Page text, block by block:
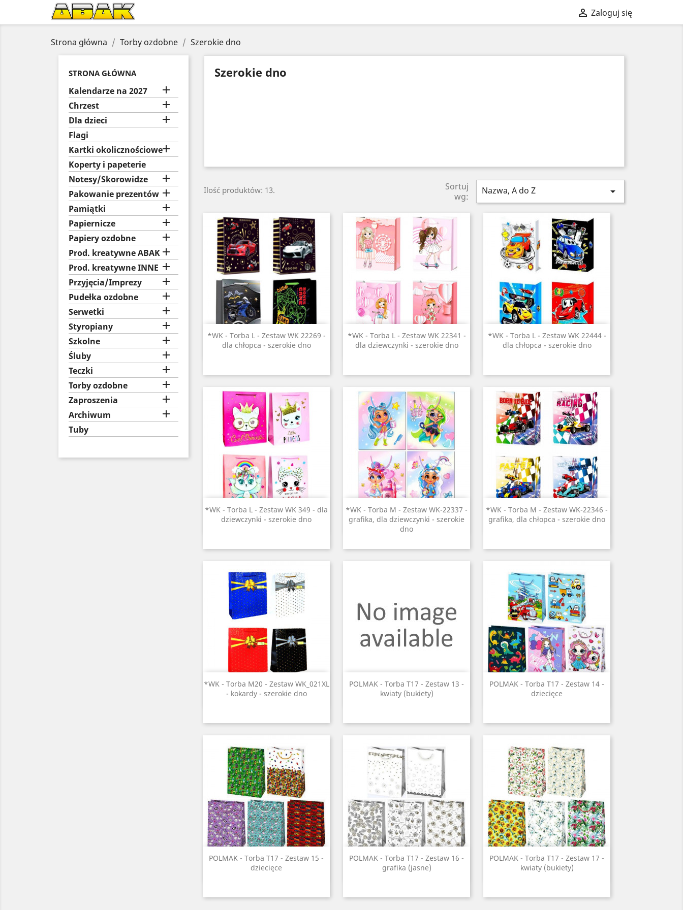
 Zaloguj się
Strona główna Torby ozdobne Szerokie dno
STRONA GŁÓWNA
Kalendarze na 2027 
Chrzest 
Dla dzieci 
Flagi
Kartki okolicznościowe
Koperty i papeterie
Notesy/Skorowidze

Pakowanie prezentów 
Pamiątki 
Papiernicze 
Papiery ozdobne 
Prod. kreatywne ABAK
Prod. kreatywne INNE 
Przyjęcia/Imprezy 
Pudełka ozdobne 
Serwetki 
Styropiany 
Szkolne 
Śluby 
Teczki 
Torby ozdobne 
Zaproszenia 
Archiwum 
Tuby
Szerokie dno
Ilość produktów: 13.
Sortuj
wg:
Nazwa, A do Z 
*WK - Torba L - Zestaw WK 22269 -
dla chłopca - szerokie dno
Szybki podgląd
*WK - Torba L - Zestaw WK 22341 -
dla dziewczynki - szerokie dno
Szybki podgląd
*WK - Torba L - Zestaw WK 22444 -
dla chłopca - szerokie dno
Szybki podgląd
*WK - Torba L - Zestaw WK 349 - dla
dziewczynki - szerokie dno
Szybki podgląd
*WK - Torba M - Zestaw WK-22337 -
grafika, dla dziewczynki - szerokie
dno
Szybki podgląd
*WK - Torba M - Zestaw WK-22346 -
grafika, dla chłopca - szerokie dno
Szybki podgląd
*WK - Torba M20 - Zestaw WK_021XL
- kokardy - szerokie dno
Szybki podgląd
POLMAK - Torba T17 - Zestaw 13 -
kwiaty (bukiety)
 Szybki podgląd
POLMAK - Torba T17 - Zestaw 14 -
dziecięce
 Szybki podgląd
POLMAK - Torba T17 - Zestaw 15 -
dziecięce
 Szybki podgląd
POLMAK - Torba T17 - Zestaw 16 -
grafika (jasne)
 Szybki podgląd
POLMAK - Torba T17 - Zestaw 17 -
kwiaty (bukiety)
 Szybki podgląd